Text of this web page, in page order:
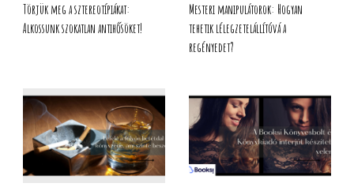
Törjük meg a sztereotípiákat:
Alkossunk szokatlan antihősöket!
Mesteri manipulátorok: Hogyan
tehetik lélegzetelállítóvá a
regényedet?